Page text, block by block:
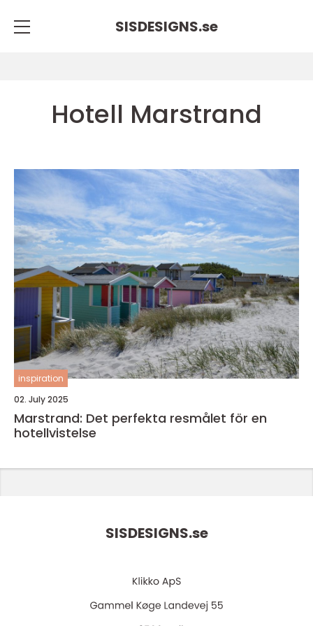
SISDESIGNS.se
Hotell Marstrand
inspiration
02. July 2025
Marstrand: Det perfekta resmålet för en
hotellvistelse
SISDESIGNS.se